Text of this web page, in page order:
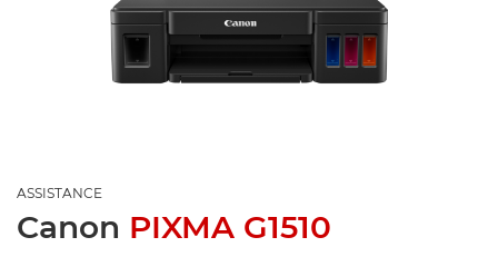
ASSISTANCE
Canon PIXMA G1510